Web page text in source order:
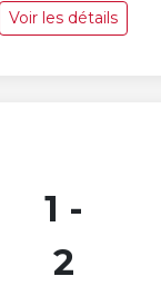
Voir les détails
1 -
2